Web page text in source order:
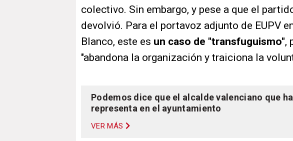
colectivo. Sin embargo, y pese a que el
devolvió. Para el portavoz adjunto de EUPV
Blanco, este es un caso de "transfuguismo",
"abandona la organización y traiciona la
Podemos dice que el alcalde valenciano que
representa en el ayuntamiento
VER MÁS